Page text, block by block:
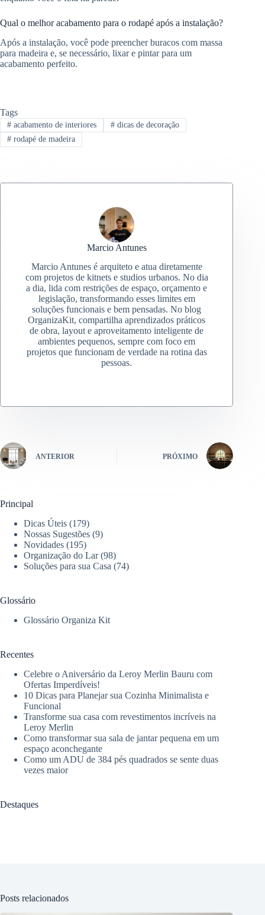
Qual o melhor acabamento para o rodapé após a instalação?
Após a instalação, você pode preencher buracos com massa
para madeira e, se necessário, lixar e pintar para um
acabamento perfeito.
Tags
#acabamento de interiores #dicas de decoração
#rodapé de madeira
Marcio Antunes
Marcio Antunes é arquiteto e atua diretamente
com projetos de kitnets e studios urbanos. No dia
a dia, lida com restrições de espaço, orçamento e
legislação, transformando esses limites em
soluções funcionais e bem pensadas. No blog
OrganizaKit, compartilha aprendizados práticos
de obra, layout e aproveitamento inteligente de
ambientes pequenos, sempre com foco em
projetos que funcionam de verdade na rotina das
pessoas.
ANTERIOR PRÓXIMO
Principal
Dicas Úteis (179)
Nossas Sugestões (9)
Novidades (195)
Organização do Lar(98)
Soluções para sua Casa (74)
Glossário
Glossário Organiza Kit
Recentes
Celebre o Aniversário da Leroy Merlin Bauru com
Ofertas Imperdíveis!
10 Dicas para Planejar sua Cozinha Minimalista e
Funcional
Transforme sua casa com revestimentos incríveis na
Leroy Merlin
Como transformar sua sala de jantar pequena em um
espaço aconchegante
Como um ADU de 384 pés quadrados se sente duas
vezes maior
Destaques
Posts relacionados